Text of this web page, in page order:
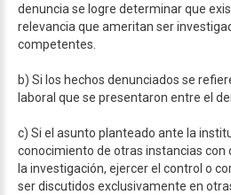
denuncia se logre determinar que
relevancia que ameritan ser
competentes.
b) Si los hechos denunciados se
laboral que se presentaron entre el
c) Si el asunto planteado ante la
conocimiento de otras instancias
la investigación, ejercer el control o
ser discutidos exclusivamente en